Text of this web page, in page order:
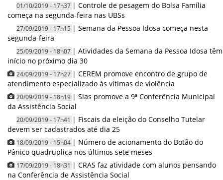
01/10/2019 - 17h37 | Controle de pesagem do Bolsa Família
começa na segunda-feira nas UBSs
27/09/2019 - 17h15 | Semana da Pessoa Idosa começa nesta
segunda-feira
25/09/2019 - 18h07 | Atividades da Semana da Pessoa Idosa têm
início no próximo dia 30
24/09/2019 - 17h27 | CEREM promove encontro de grupo de
atendimento especializado às vítimas de violência
20/09/2019 - 18h19 | Sias promove a 9ª Conferência Municipal
da Assistência Social
20/09/2019 - 17h41 | Fiscais da eleição do Conselho Tutelar
devem ser cadastrados até dia 25
18/09/2019 - 15h04 | Número de acionamento do Botão do
Pânico quadruplica nos últimos sete meses
17/09/2019 - 18h31 | CRAS faz atividade com alunos pensando
na Conferência de Assistência Social